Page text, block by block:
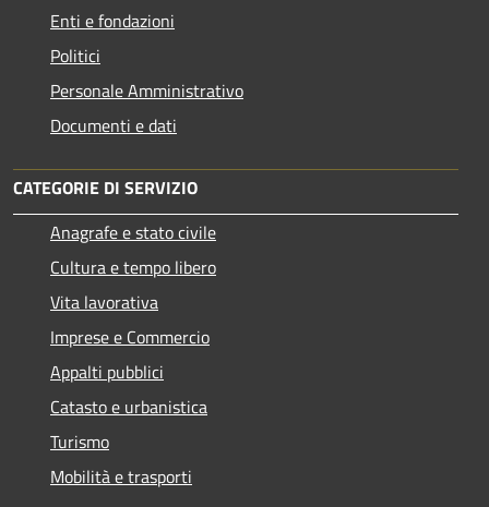
Enti e fondazioni
Politici
Personale Amministrativo
Documenti e dati
CATEGORIE DI SERVIZIO
Anagrafe e stato civile
Cultura e tempo libero
Vita lavorativa
Imprese e Commercio
Appalti pubblici
Catasto e urbanistica
Turismo
Mobilità e trasporti